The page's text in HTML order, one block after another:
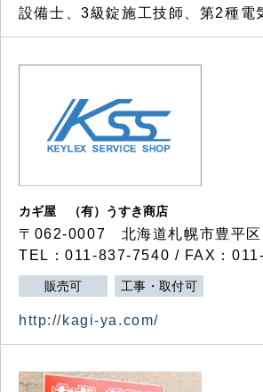
設備士、3級錠施工技師、第2種電
カギ屋 （有）うすき商店
〒062-0007 北海道札幌市豊平区
TEL：011-837-7540 / FAX：
販売可 工事・取付可
http://kagi-ya.com/